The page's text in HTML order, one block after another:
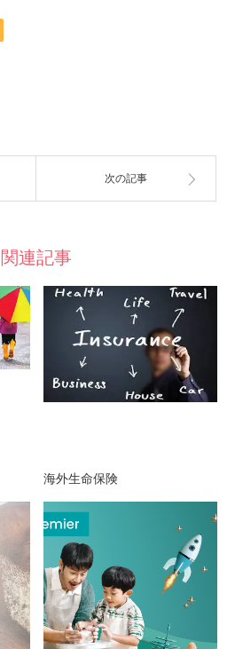
次の記事
関連記事
海外生命保険